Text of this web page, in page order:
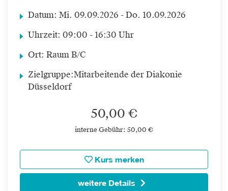
Datum: Mi. 09.09.2026 - Do. 10.09.2026
Uhrzeit: 09:00 - 16:30 Uhr
Ort: Raum B/C
Zielgruppe:Mitarbeitende der Diakonie
Düsseldorf
50,00 €
interne Gebühr: 50,00 €
Kurs merken
weitere Details